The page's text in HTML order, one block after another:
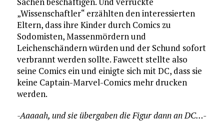
„Wissenschaftler“ erzählten den interessierten
Eltern, dass ihre Kinder durch Comics zu
Sodomisten, Massenmördern und
Leichenschändern würden und der Schund sofort
verbrannt werden sollte. Fawcett stellte also
seine Comics ein und einigte sich mit DC, dass sie
keine Captain-Marvel-Comics mehr drucken
werden.
-Aaaaah, und sie übergaben die Figur dann an DC…-